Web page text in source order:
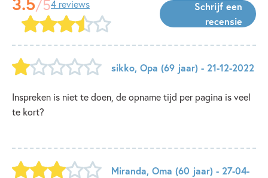
/54 reviews
Schrijf een
recensie
sikko, Opa (69 jaar) - 21-12-2022
Inspreken is niet te doen, de opname tijd per pagina is veel
te kort?️
Miranda, Oma (60 jaar) - 27-04-